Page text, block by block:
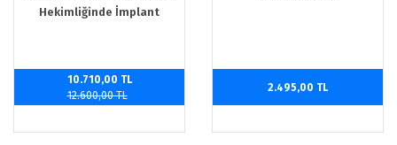
Hekimliğinde İmplant
10.710,00 TL
12.600,00 TL
2.495,00 TL